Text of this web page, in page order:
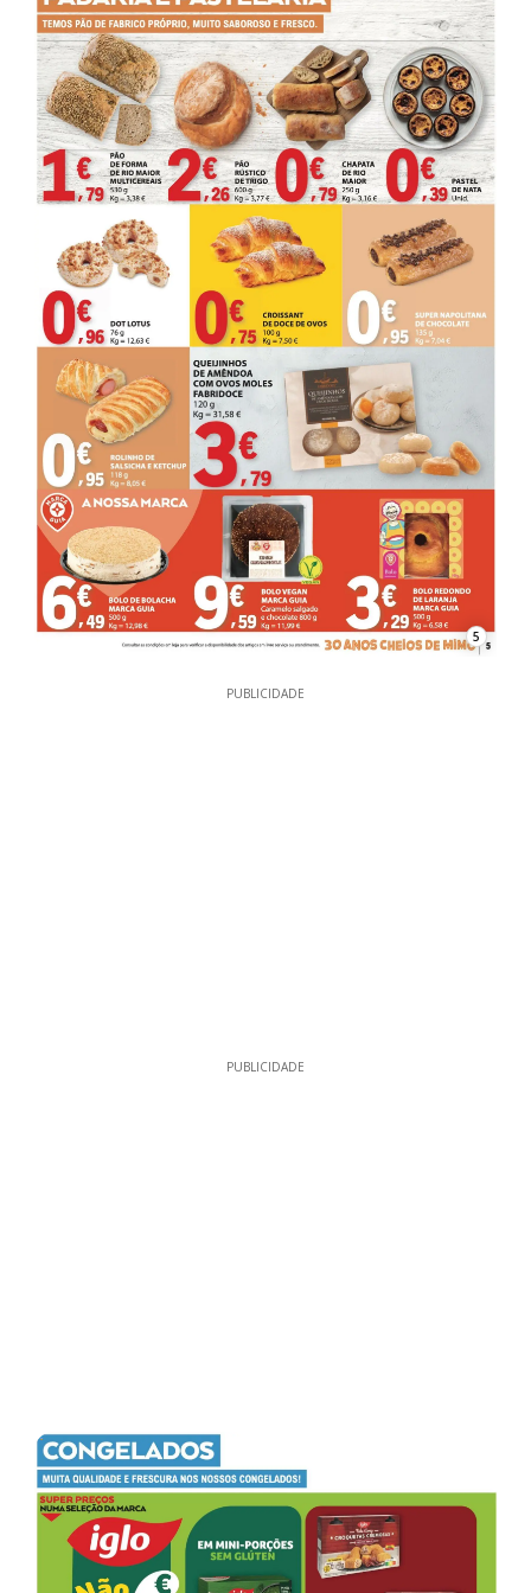
5
PUBLICIDADE
PUBLICIDADE